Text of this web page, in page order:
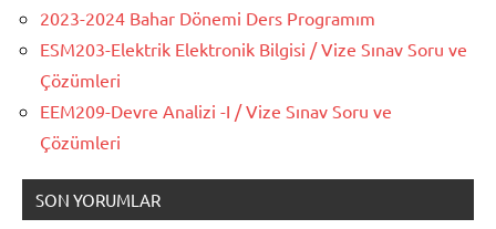
2023-2024 Bahar Dönemi Ders Programım
ESM203-Elektrik Elektronik Bilgisi / Vize Sınav Soru ve
Çözümleri
EEM209-Devre Analizi -I / Vize Sınav Soru ve
Çözümleri
SON YORUMLAR